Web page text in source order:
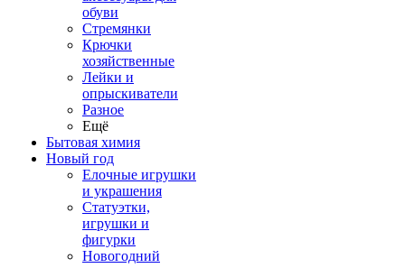
обуви
Стремянки
Крючки
хозяйственные
Лейки и
опрыскиватели
Разное
Ещё
Бытовая химия
Новый год
Елочные игрушки
и украшения
Статуэтки,
игрушки и
фигурки
Новогодний